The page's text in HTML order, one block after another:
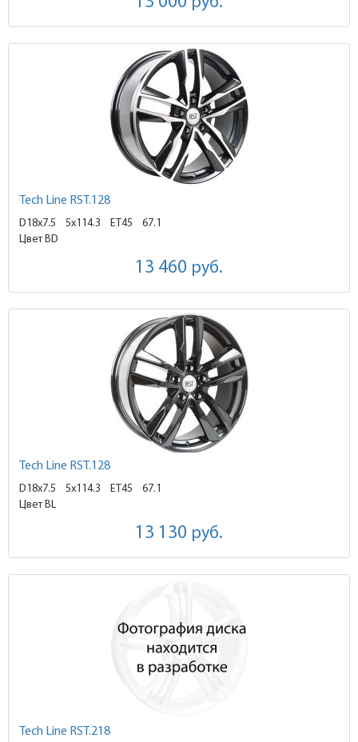
Tech Line RST.128
D18x7.5 5x114.3 ET45
67.1
Цвет BD
13 460 руб.
Tech Line RST.128
D18x7.5 5x114.3 ET45
67.1
Цвет BL
13 130 руб.
Tech Line RST.218